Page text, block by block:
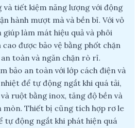
và tiết kiệm năng lượng với động
hành mượt mà và bền bỉ. Với vỏ
làm mát hiệu quả và phôi
được bảo vệ bằng phốt chặn
toàn và ngăn chặn rò rỉ.
bảo an toàn với lớp cách điện và
để tự động ngắt khi quá tải,
ruột bằng inox, tăng độ bền và
mòn. Thiết bị cũng tích hợp rơ le
tự động ngắt khi phát hiện quá